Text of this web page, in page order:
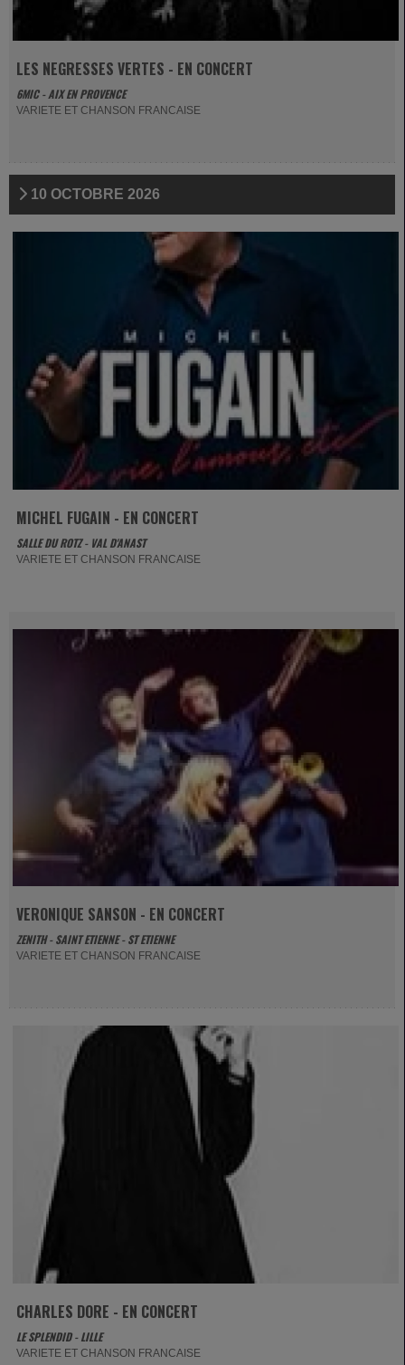
LES NEGRESSES VERTES - EN CONCERT
6MIC - AIX EN PROVENCE
VARIETE ET CHANSON FRANCAISE
10 OCTOBRE 2026
MICHEL FUGAIN - EN CONCERT
SALLE DU ROTZ - VAL D'ANAST
VARIETE ET CHANSON FRANCAISE
VERONIQUE SANSON - EN CONCERT
ZENITH - SAINT ETIENNE - ST ETIENNE
VARIETE ET CHANSON FRANCAISE
CHARLES DORE - EN CONCERT
LE SPLENDID - LILLE
VARIETE ET CHANSON FRANCAISE